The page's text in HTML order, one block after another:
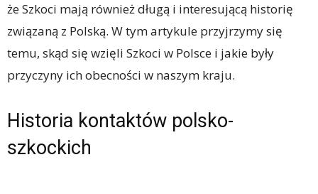
że Szkoci mają również długą i interesującą historię
związaną z Polską. W tym artykule przyjrzymy się
temu, skąd się wzięli Szkoci w Polsce i jakie były
przyczyny ich obecności w naszym kraju.
Historia kontaktów polsko-
szkockich